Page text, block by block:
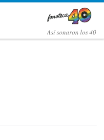
Así­ sonaron los 40